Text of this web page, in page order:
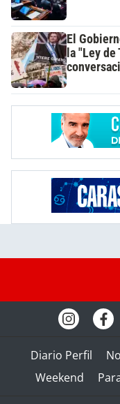
El
la "Ley
Diario Perfil
Weekend